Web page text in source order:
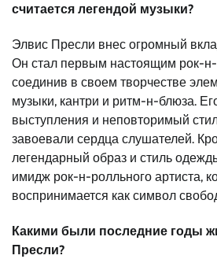
считается легендой музыки?
Элвис Пресли внес огромный
Он стал первым настоящим рок-
соединив в своем творчестве
музыки, кантри и ритм-н-блюза.
выступления и неповторимый
завоевали сердца слушателей.
легендарный образ и стиль
имидж рок-н-ролльного артиста,
воспринимается как символ
Какими были последние годы
Пресли?